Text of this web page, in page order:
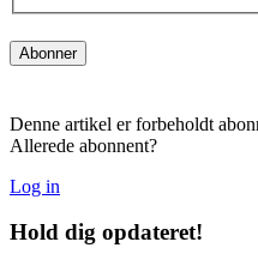
Denne artikel er forbeholdt
Allerede abonnent?
Log in
Hold dig opdateret!